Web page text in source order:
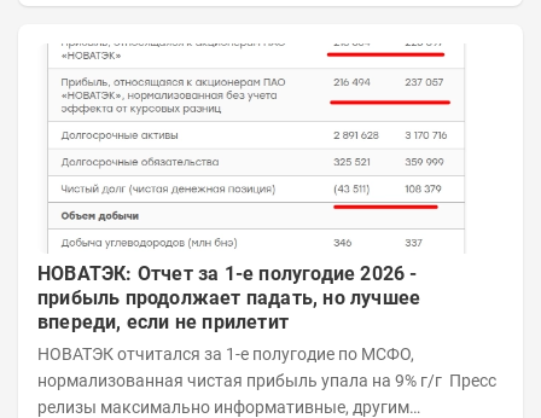
НОВАТЭК: Отчет за 1-е полугодие 2026 -
прибыль продолжает падать, но лучшее
впереди, если не прилетит
НОВАТЭК отчитался за 1-е полугодие по МСФО,
нормализованная чистая прибыль упала на 9% г/г Пресс
релизы максимально информативные, другим